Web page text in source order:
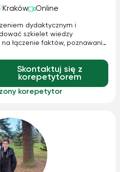
Kraków Online
dydaktycznym i
szkielet wiedzy
łączenie faktów, poznawanie
przyczynowo
Rozwiązujemy zadania i
nas w odpowiedzi, co w
jak uniknąć błędów
Skontaktuj się z
korepetytorem
korepetytor